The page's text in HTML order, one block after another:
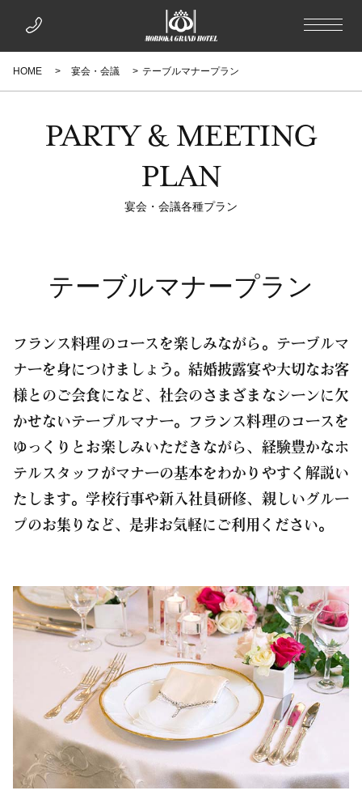
HOME 宴会・会議 テーブルマナープラン
PARTY & MEETING
PLAN
宴会・会議各種プラン
テーブルマナープラン
フランス料理のコースを楽しみながら。テーブルマ
ナーを身につけましょう。結婚披露宴や大切なお客
様とのご会食になど、社会のさまざまなシーンに欠
かせないテーブルマナー。フランス料理のコースを
ゆっくりとお楽しみいただきながら、経験豊かなホ
テルスタッフがマナーの基本をわかりやすく解説い
たします。学校行事や新入社員研修、親しいグルー
プのお集りなど、是非お気軽にご利用ください。